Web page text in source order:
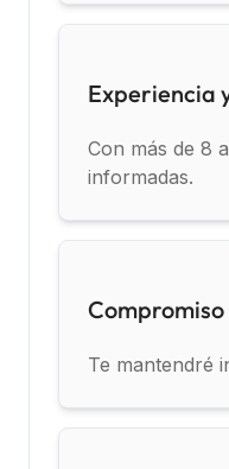
Experiencia
Con más de 8
informadas.
Te mantendré